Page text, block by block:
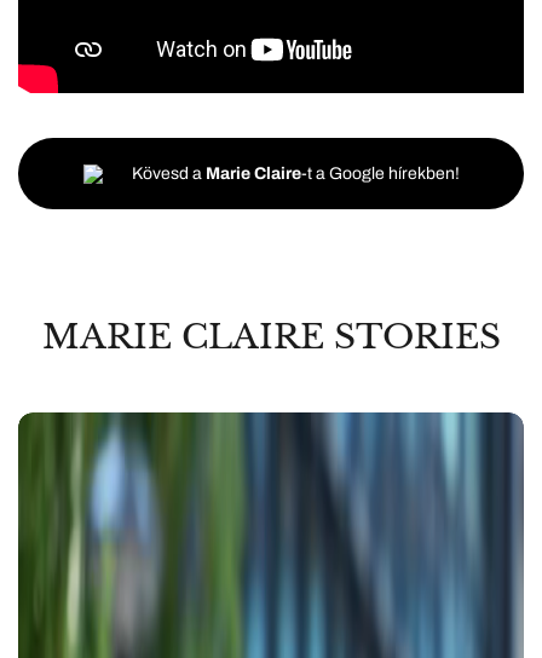
Kövesd a Marie Claire-t a Google hírekben!
MARIE CLAIRE STORIES